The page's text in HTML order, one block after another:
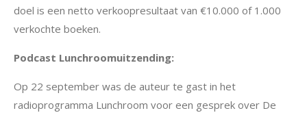
doel is een netto verkoopresultaat van €10.000 of 1.000
verkochte boeken.
Podcast Lunchroomuitzending:
Op 22 september was de auteur te gast in het
radioprogramma Lunchroom voor een gesprek over De